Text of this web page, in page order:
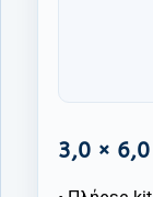
3,0 ×